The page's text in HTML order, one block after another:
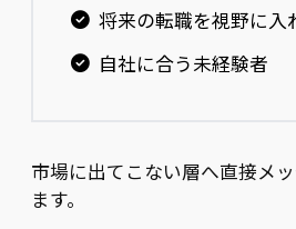
将来の転職を視野に入
自社に合う未経験者
市場に出てこない層へ直接メ
ます。